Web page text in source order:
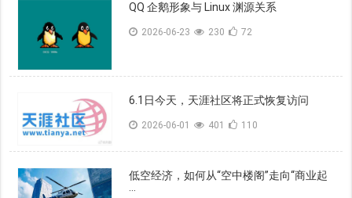
QQ 企鹅形象与 Linux 渊源关系
2026-06-23 230 72
6.1日今天，天涯社区将正式恢复访问
2026-06-01 401 110
低空经济，如何从“空中楼阁”走向“商业起
···